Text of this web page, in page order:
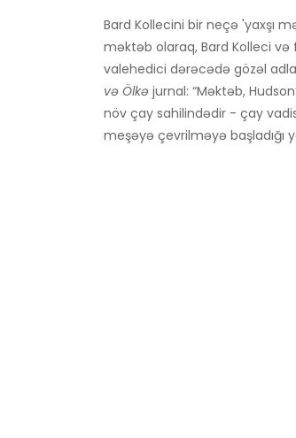
Bard Kollecini bir neçə 'yaxşı
məktəb olaraq, Bard Kolleci və
valehedici dərəcədə gözəl
və Ölkə jurnal: “Məktəb,
növ çay sahilindədir - çay
meşəyə çevrilməyə başladığı